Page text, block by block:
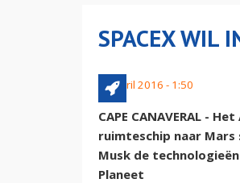
SPACEX WIL
28 april 2016 - 1:50
CAPE CANAVERAL -
ruimteschip naar
Musk de
Planeet